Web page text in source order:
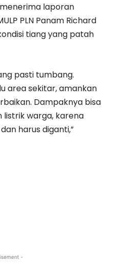
menerima laporan
PLN Panam Richard
tiang yang patah
pasti tumbang.
area sekitar, amankan
Dampaknya bisa
warga, karena
harus diganti,”
-